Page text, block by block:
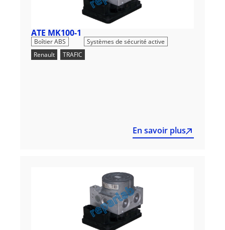
ATE MK100-1
Boîtier ABS
Systèmes de sécurité active
Renault
TRAFIC
En savoir plus